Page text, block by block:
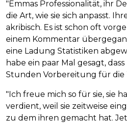
"Emmas Professionalität, ihr
die Art, wie sie sich anpasst.
akribisch. Es ist schon oft
einem Kommentar
eine Ladung Statistiken
habe ein paar Mal gesagt,
Stunden Vorbereitung für die
"Ich freue mich so für sie, sie
verdient, weil sie zeitweise
zu dem ihren gemacht hat.